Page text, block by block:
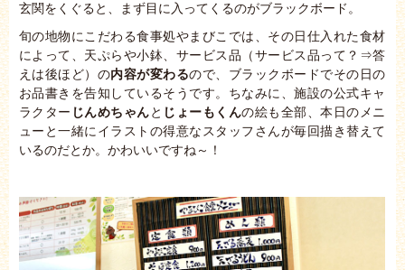
玄関をくぐると、まず目に入ってくるのがブラックボード。
旬の地物にこだわる食事処やまびこでは、その日仕入れた食材
によって、天ぷらや小鉢、サービス品（サービス品って？⇒答
えは後ほど）の内容が変わるので、ブラックボードでその日の
お品書きを告知しているそうです。ちなみに、施設の公式キャ
ラクター じんめちゃんと じょーもくんの絵も全部、本日のメニ
ューと一緒にイラストの得意なスタッフさんが毎回描き替えて
いるのだとか。かわいいですね～！